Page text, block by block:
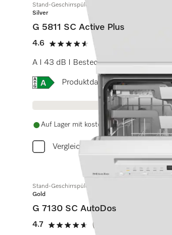
Stand-Geschirrspüler
Silver
G 5811 SC Active Plus
4.6
4.6 Sterne von 5
(5 Bewertungen)
A I 43 dB I Besteckschublade I
Onlinelabel Image, Energielabel
Produktdatenblatt
Auf Lager mit kostenlosem Versand
Vergleichen
Stand-Geschirrspüler
Gold
G 7130 SC AutoDos
4.7
4.7 Sterne von 5
(26 Bewertungen)